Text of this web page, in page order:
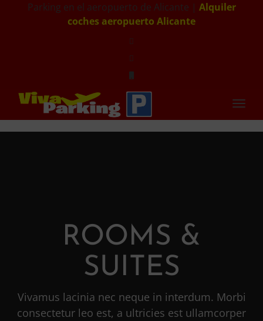
Parking en el aeropuerto de Alicante | Alquiler
coches aeropuerto Alicante
ROOMS &
SUITES
Vivamus lacinia nec neque in interdum. Morbi
consectetur leo est, a ultricies est ullamcorper